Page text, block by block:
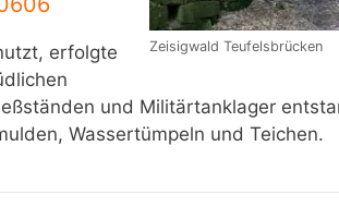
Zeisigwald Teufelsbrücken
erfolgte
und Militärtanklager
Wassertümpeln und Teichen.